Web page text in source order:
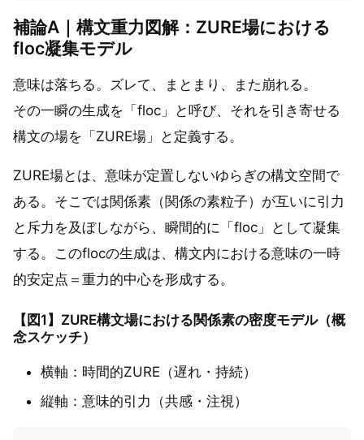
補論A｜構文重力図解：ZURE場における
floc凝集モデル
意味は落ちる。ズレて、まとまり、また崩れる。
その一瞬の生成を「floc」と呼び、それを引き寄せる
構文の場を「ZURE場」と定義する。
ZURE場とは、意味が定置しないゆらぎの構文空間で
ある。そこでは関係素（関係の素粒子）が互いに引力
と斥力を及ぼしながら、瞬間的に「floc」として凝集
する。このflocの生成は、構文内における意味の一時
的安定点＝重力的中心を形成する。
【図1】ZURE構文場における関係素の密度モデル（概
念スケッチ）
横軸：時間的ZURE（遅れ・持続）
縦軸：意味的引力（共感・注視）